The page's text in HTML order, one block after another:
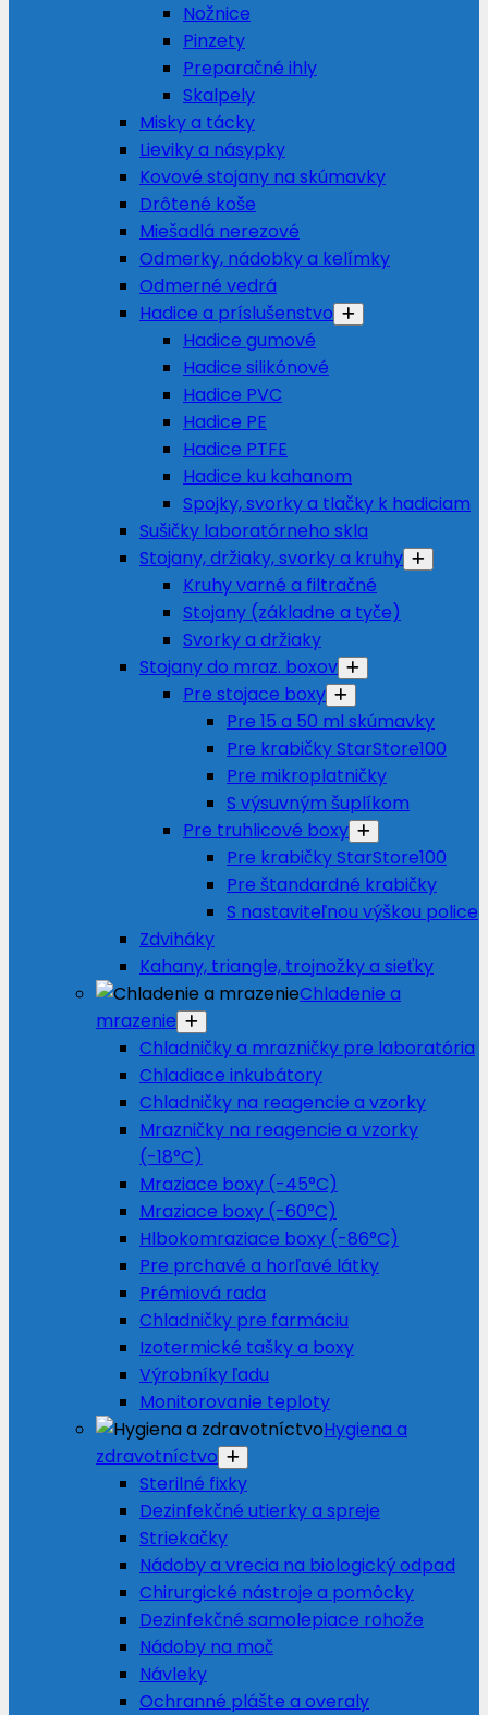
Nožnice
Pinzety
Preparačné ihly
Skalpely
Misky a tácky
Lieviky a násypky
Kovové stojany na skúmavky
Drôtené koše
Miešadlá nerezové
Odmerky, nádobky a kelímky
Odmerné vedrá
Hadice a príslušenstvo
Hadice gumové
Hadice silikónové
Hadice PVC
Hadice PE
Hadice PTFE
Hadice ku kahanom
Spojky, svorky a tlačky k hadiciam
Sušičky laboratórneho skla
Stojany, držiaky, svorky a kruhy
Kruhy varné a filtračné
Stojany (základne a tyče)
Svorky a držiaky
Stojany do mraz. boxov
Pre stojace boxy
Pre 15 a 50 ml skúmavky
Pre krabičky StarStore100
Pre mikroplatničky
S výsuvným šuplíkom
Pre truhlicové boxy
Pre krabičky StarStore100
Pre štandardné krabičky
S nastaviteľnou výškou police
Zdviháky
Kahany, triangle, trojnožky a sieťky
Chladenie a
mrazenie
Chladničky a mrazničky pre laboratória
Chladiace inkubátory
Chladničky na reagencie a vzorky
Mrazničky na reagencie a vzorky
(-18°C)
Mraziace boxy (-45°C)
Mraziace boxy (-60°C)
Hlbokomraziace boxy (-86°C)
Pre prchavé a horľavé látky
Prémiová rada
Chladničky pre farmáciu
Izotermické tašky a boxy
Výrobníky ľadu
Monitorovanie teploty
Hygiena a
zdravotníctvo
Sterilné fixky
Dezinfekčné utierky a spreje
Striekačky
Nádoby a vrecia na biologický odpad
Chirurgické nástroje a pomôcky
Dezinfekčné samolepiace rohože
Nádoby na moč
Návleky
Ochranné plášte a overaly